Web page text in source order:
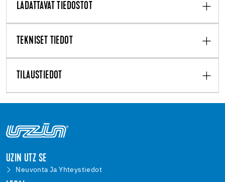
LADATTAVAT TIEDOSTOT
TEKNISET TIEDOT
TILAUSTIEDOT
UZIN UTZ SE
Neuvonta Ja Yhteystiedot